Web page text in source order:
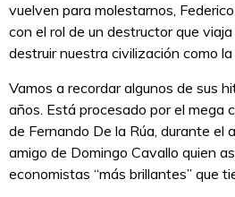
vuelven para molestarnos,
con el rol de un destructor que
destruir nuestra civilización como
Vamos a recordar algunos de sus
años. Está procesado por el mega
de Fernando De la Rúa, durante el
amigo de Domingo Cavallo quien
economistas “más brillantes” que